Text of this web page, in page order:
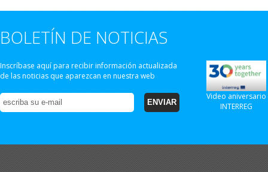
BOLETÍN DE NOTICIAS
Inscríbase aquí para recibir información actualizada
de las noticias que aparezcan en nuestra web
Video aniversario
INTERREG